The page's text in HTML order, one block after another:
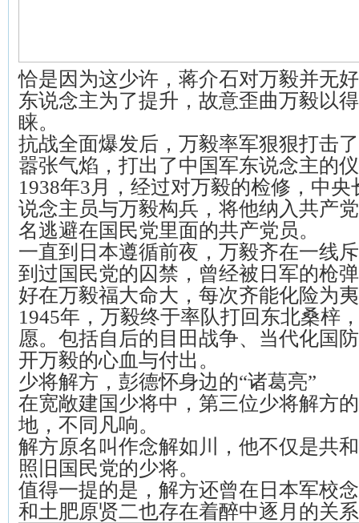
恰是因为这少许，蒋介石对万毅并无
东说念主为了提升，故意歪曲万毅以
睐。
抗战全面爆发后，万毅率军狠狠打击
嚣张气焰，打出了中国军东说念主的
1938年3月，经过对万毅的检修，中
说念主员与万毅构兵，将他纳入共产
名逃避在国民党里面的共产党员。
一直到日本遵循前夜，万毅齐在一线
到过国民党的囚禁，曾经被日军的枪
好在万毅福大命大，每次齐能化险为
1945年，万毅终于率队打回东北桑梓
愿。包括自后的目田战争、当代化国
开万毅的心血与付出。
少将解方，彭德怀身边的“诸葛亮”
在宽敞建国少将中，第三位少将解方
地，不同凡响。
解方原名叫作念解如川，他不仅是共
照旧国民党的少将。
值得一提的是，解方还曾在日本军校
和土肥原贤二也存在着醉中逐月的关